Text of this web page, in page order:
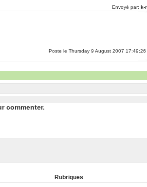
Envoyé par: k-
Poste le Thursday 9 August 2007 17:49:26
commenter.
Rubriques